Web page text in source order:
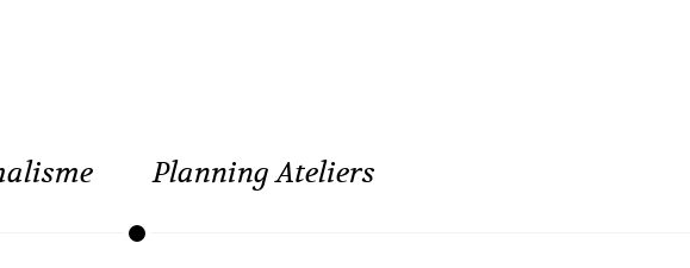
Planning Ateliers